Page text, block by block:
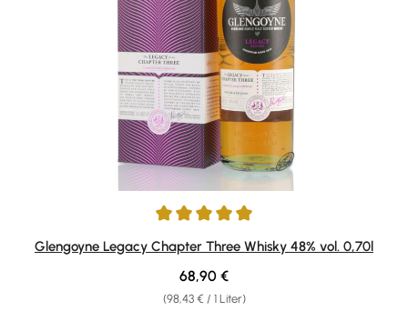
Durchschnittliche Bewertung von 5 von 5 Sternen
Glengoyne Legacy Chapter Three Whisky 48% vol. 0,70l
(98,43 € / 1 Liter)
Regulärer Preis:
68,90 €